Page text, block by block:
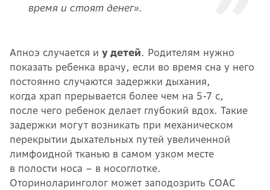
время и стоят денег».
Апноэ случается и у детей. Родителям нужно
показать ребенка врачу, если во время сна у него
постоянно случаются задержки дыхания,
когда храп прерывается более чем на 5-7 с,
после чего ребенок делает глубокий вдох. Такие
задержки могут возникать при механическом
перекрытии дыхательных путей увеличенной
лимфоидной тканью в самом узком месте
в полости носа – в носоглотке.
Оториноларинголог может заподозрить СОАС